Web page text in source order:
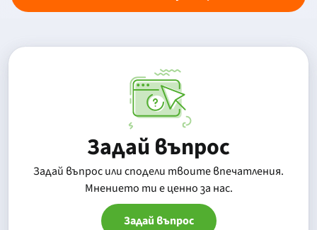
Задай въпрос
Задай въпрос или сподели твоите впечатления.
Mнението ти е ценно за нас.
Задай въпрос